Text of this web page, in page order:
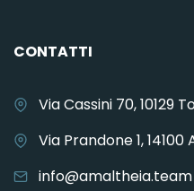
CONTATTI
Via Cassini 70, 10129
Via Prandone 1, 14100
info@amaltheia.team